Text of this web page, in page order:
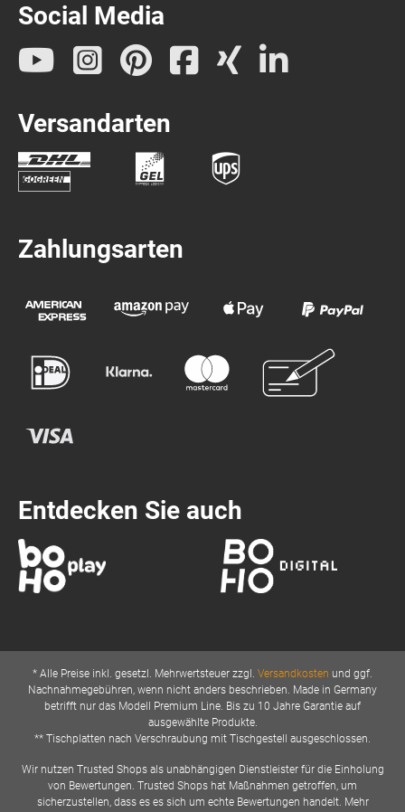
Social Media
Versandarten
Zahlungsarten
Entdecken Sie auch
* Alle Preise inkl. gesetzl. Mehrwertsteuer zzgl. Versandkosten und ggf.
Nachnahmegebühren, wenn nicht anders beschrieben. Made in Germany
betrifft nur das Modell Premium Line. Bis zu 10 Jahre Garantie auf
ausgewählte Produkte.
** Tischplatten nach Verschraubung mit Tischgestell ausgeschlossen.
Wir nutzen Trusted Shops als unabhängigen Dienstleister für die Einholung
von Bewertungen. Trusted Shops hat Maßnahmen getroffen, um
sicherzustellen, dass es es sich um echte Bewertungen handelt. Mehr